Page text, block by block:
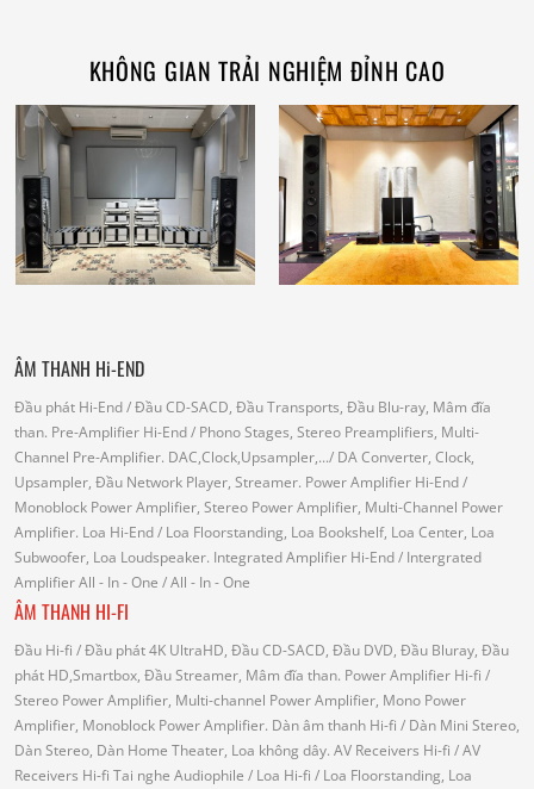
KHÔNG GIAN TRẢI NGHIỆM ĐỈNH CAO
ÂM THANH Hi-END
Đầu phát Hi-End/ Đầu CD-SACD, Đầu Transports, Đầu Blu-ray, Mâm đĩa
than. Pre-Amplifier Hi-End/ Phono Stages, Stereo Preamplifiers, Multi-
Channel Pre-Amplifier. DAC,Clock,Upsampler,.../ DA Converter, Clock,
Upsampler, Đầu Network Player, Streamer. Power Amplifier Hi-End/
Monoblock Power Amplifier, Stereo Power Amplifier, Multi-Channel Power
Amplifier. Loa Hi-End/ Loa Floorstanding, Loa Bookshelf, Loa Center, Loa
Subwoofer, Loa Loudspeaker. Integrated Amplifier Hi-End/ Intergrated
AmplifierAll - In - One / All - In - One
ÂM THANH HI-FI
Đầu Hi-fi / Đầu phát 4K UltraHD, Đầu CD-SACD, Đầu DVD, Đầu Bluray, Đầu
phát HD,Smartbox, Đầu Streamer, Mâm đĩa than. Power Amplifier Hi-fi /
Stereo Power Amplifier, Multi-channel Power Amplifier, Mono Power
Amplifier, Monoblock Power Amplifier. Dàn âm thanh Hi-fi / Dàn Mini Stereo,
Dàn Stereo, Dàn Home Theater, Loa không dây. AV Receivers Hi-fi / AV
Receivers Hi-fi Tai nghe Audiophile / Loa Hi-fi / Loa Floorstanding, Loa